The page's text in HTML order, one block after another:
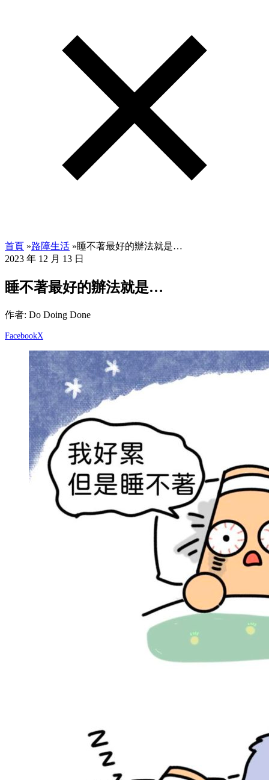
首頁 »路障生活 »睡不著最好的辦法就是…
2023 年 12 月 13 日
睡不著最好的辦法就是…
作者: Do Doing Done
FacebookX